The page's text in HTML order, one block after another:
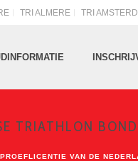
TRI ALMERE TRI
TRIATHLON
VAN DE